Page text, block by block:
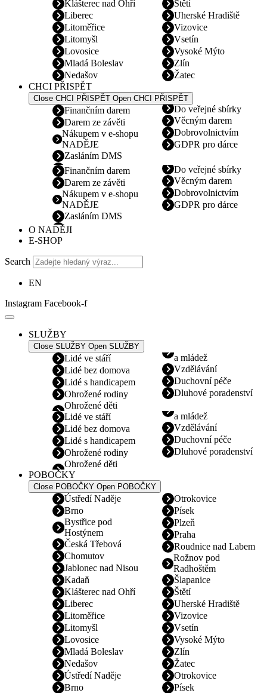
Klášterec nad Ohří
Liberec
Litoměřice
Litomyšl
Lovosice
Mladá Boleslav
Nedašov
Štětí
Uherské Hradiště
Vizovice
Vsetín
Vysoké Mýto
Zlín
Žatec
CHCI PŘISPĚT
Close CHCI PŘISPĚT Open CHCI PŘISPĚT
Finančním darem
Darem ze závěti
Nákupem v e-shopu
NADĚJE
Zasláním DMS
Do veřejné sbírky
Věcným darem
Dobrovolnictvím
GDPR pro dárce
Finančním darem
Darem ze závěti
Nákupem v e-shopu
NADĚJE
Zasláním DMS
Do veřejné sbírky
Věcným darem
Dobrovolnictvím
GDPR pro dárce
O NADĚJI
E-SHOP
Search
EN
Instagram Facebook-f
SLUŽBY
Close SLUŽBY Open SLUŽBY
Lidé ve stáří
Lidé bez domova
Lidé s handicapem
Ohrožené rodiny
Ohrožené děti
a mládež
Vzdělávání
Duchovní péče
Dluhové poradenství
Lidé ve stáří
Lidé bez domova
Lidé s handicapem
Ohrožené rodiny
Ohrožené děti
a mládež
Vzdělávání
Duchovní péče
Dluhové poradenství
POBOČKY
Close POBOČKY Open POBOČKY
Ústředí Naděje
Brno
Bystřice pod
Hostýnem
Česká Třebová
Chomutov
Jablonec nad Nisou
Kadaň
Klášterec nad Ohří
Liberec
Litoměřice
Litomyšl
Lovosice
Mladá Boleslav
Nedašov
Otrokovice
Písek
Plzeň
Praha
Roudnice nad Labem
Rožnov pod
Radhoštěm
Šlapanice
Štětí
Uherské Hradiště
Vizovice
Vsetín
Vysoké Mýto
Zlín
Žatec
Ústředí Naděje
Brno
Otrokovice
Písek